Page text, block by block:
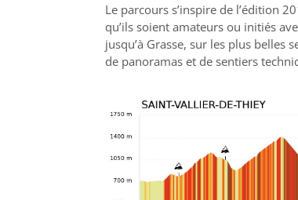
Le parcours s’inspire de l’édition
qu’ils soient amateurs ou initiés
jusqu’à Grasse, sur les plus
de panoramas et de sentiers